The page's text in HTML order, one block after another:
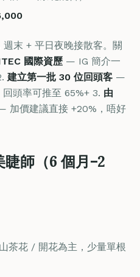
末 + 平日夜晚接散客。關
國際資歷 — IG 簡介一
建立第一批 30 位回頭客 —
頭率可推至 65%+ 3. 由
加價建議直接 +20%，唔好
師（6 個月–2
茶花 / 開花為主，少量單根